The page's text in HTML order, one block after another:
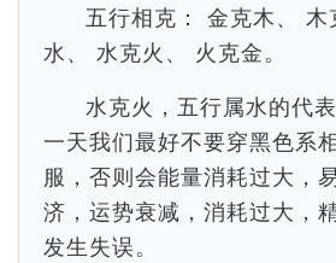
五行相克： 金克木、 木
水、 水克火、 火克金。
水克火，五行属水的代
一天我们最好不要穿黑色系
服，否则会能量消耗过大，
济，运势衰减，消耗过大，
发生失误。